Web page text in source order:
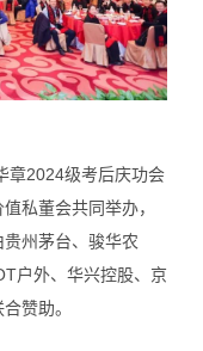
章2024级考后庆功会
私董会共同举办，
州茅台、骏华农
户外、华兴控股、京
赞助。